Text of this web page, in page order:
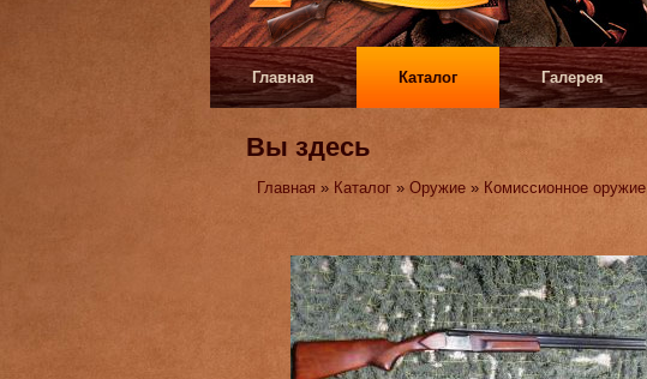
Главная Каталог Галерея
Вы здесь
Главная » Каталог »Оружие » Комиссионное оружие